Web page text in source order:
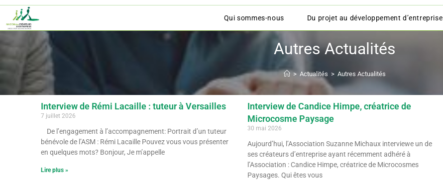
Qui sommes-nous Du projet au développement d’entreprise
Autres Actualités
> Actualités > Autres Actualités
Interview de Rémi Lacaille : tuteur à Versailles
7 juillet 2026
De l’engagement à l’accompagnement: Portrait d’un tuteur
bénévole de l’ASM : Rémi Lacaille Pouvez vous vous présenter
en quelques mots? Bonjour, Je m’appelle
Lire plus »
Interview de Candice Himpe, créatrice de
Microcosme Paysage
30 mai 2026
Aujourd’hui, l’Association Suzanne Michaux interviewe un de
ses créateurs d’entreprise ayant récemment adhéré à
l’Association : Candice Himpe, créatrice de Microcosmes
Paysages. Qui êtes vous